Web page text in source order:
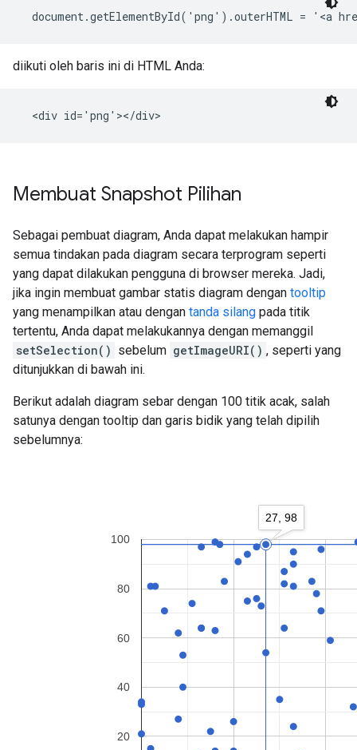
diikuti oleh baris ini di HTML Anda:
Membuat Snapshot Pilihan
Sebagai pembuat diagram, Anda dapat melakukan hampir
semua tindakan pada diagram secara terprogram seperti
yang dapat dilakukan pengguna di browser mereka. Jadi,
jika ingin membuat gambar statis diagram dengan tooltip
yang menampilkan atau dengan tanda silang pada titik
tertentu, Anda dapat melakukannya dengan memanggil
setSelection() sebelum getImageURI() , seperti yang
ditunjukkan di bawah ini.
Berikut adalah diagram sebar dengan 100 titik acak, salah
satunya dengan tooltip dan garis bidik yang telah dipilih
sebelumnya: